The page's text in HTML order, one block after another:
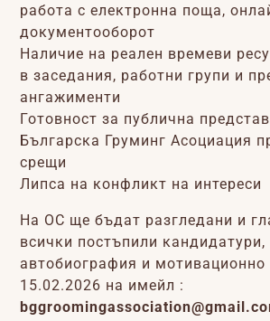
работа с електронна поща,
документооборот
Наличие на реален времеви
в заседания, работни групи и
ангажименти
Готовност за публична
Българска Груминг Асоциация
срещи
Липса на конфликт на интереси
На ОС ще бъдат разгледани и
всички постъпили
автобиография и
15.02.2026 на имейл :